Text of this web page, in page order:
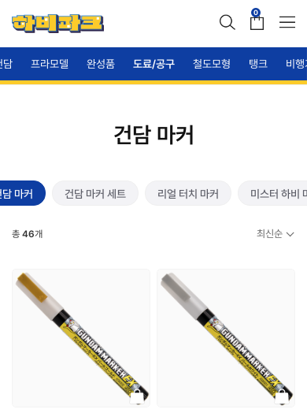
0
담 프라모델 완성품 도료/공구 철도모형 탱크 비행기
건담 마커
마커 건담 마커 세트 리얼 터치 마커 미스터 하비
총 46개 최신순